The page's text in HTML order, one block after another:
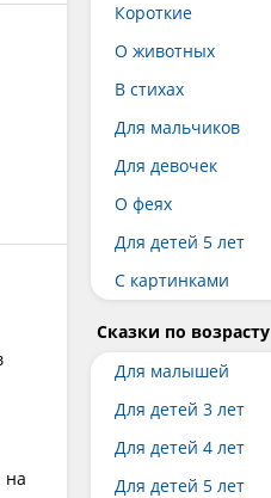
на
Короткие
О животных
В стихах
Для мальчиков
Для девочек
О феях
Для детей 5 лет
С картинками
Сказки по возрасту
Для малышей
Для детей 3 лет
Для детей 4 лет
Для детей 5 лет